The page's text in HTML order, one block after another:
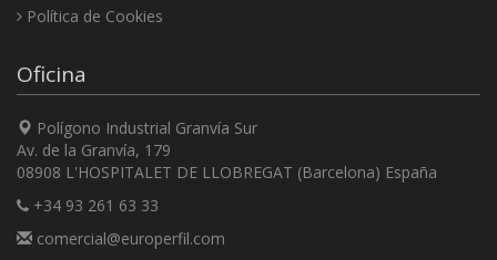
Política de Cookies
Oficina
Polígono Industrial Granvía Sur
Av. de la Granvía, 179
08908 L'HOSPITALET DE LLOBREGAT (Barcelona) España
+34 93 261 63 33
comercial@europerfil.com